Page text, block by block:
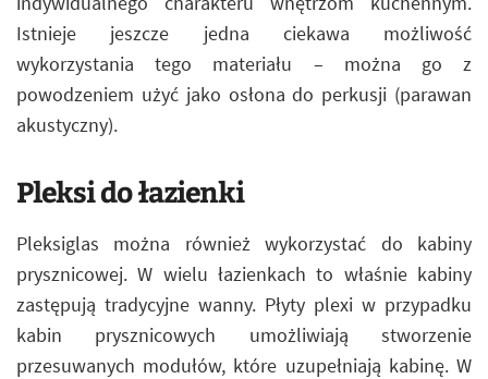
Istnieje jeszcze jedna ciekawa możliwość
wykorzystania tego materiału – można go z
powodzeniem użyć jako osłona do perkusji (parawan
akustyczny).
Pleksi do łazienki
Pleksiglas można również wykorzystać do kabiny
prysznicowej. W wielu łazienkach to właśnie kabiny
zastępują tradycyjne wanny. Płyty plexi w przypadku
kabin prysznicowych umożliwiają stworzenie
przesuwanych modułów, które uzupełniają kabinę. W